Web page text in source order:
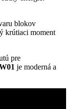
blokov
krútiaci moment
pre
je moderná a